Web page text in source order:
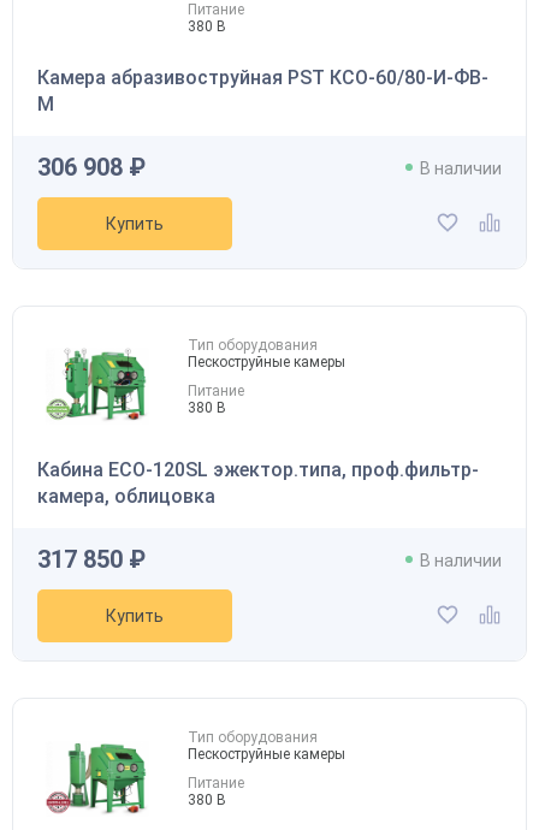
Питание
380 В
Камера абразивоструйная PST КСО-60/80-И-ФВ-
М
306 908 ₽ В наличии
Купить
Тип оборудования
Пескоструйные камеры
Питание
380 В
Кабина ECO-120SL эжектор.типа, проф.фильтр-
камера, облицовка
317 850 ₽ В наличии
Купить
Тип оборудования
Пескоструйные камеры
Питание
380 В